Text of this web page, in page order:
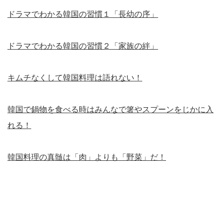
ドラマでわかる韓国の習慣１「長幼の序」
ドラマでわかる韓国の習慣２「家族の絆」
キムチなくして韓国料理は語れない！
韓国で鍋物を食べる時はみんなで箸やスプーンをじかに入
れる！
韓国料理の真髄は「肉」よりも「野菜」だ！